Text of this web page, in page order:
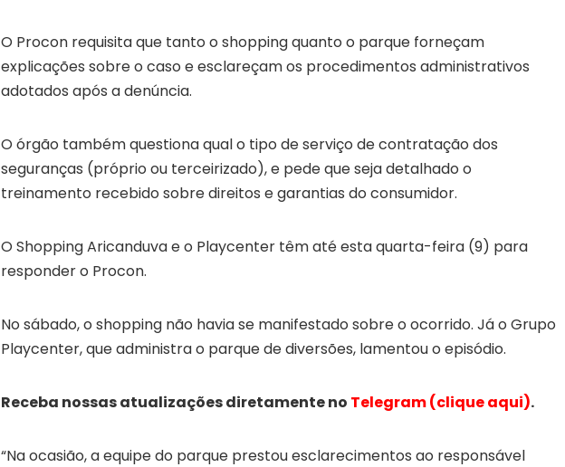
O Procon requisita que tanto o shopping quanto o parque forneçam
explicações sobre o caso e esclareçam os procedimentos administrativos
adotados após a denúncia.
O órgão também questiona qual o tipo de serviço de contratação dos
seguranças (próprio ou terceirizado), e pede que seja detalhado o
treinamento recebido sobre direitos e garantias do consumidor.
O Shopping Aricanduva e o Playcenter têm até esta quarta-feira (9) para
responder o Procon.
No sábado, o shopping não havia se manifestado sobre o ocorrido. Já o Grupo
Playcenter, que administra o parque de diversões, lamentou o episódio.
Receba nossas atualizações diretamente no Telegram (clique aqui).
“Na ocasião, a equipe do parque prestou esclarecimentos ao responsável